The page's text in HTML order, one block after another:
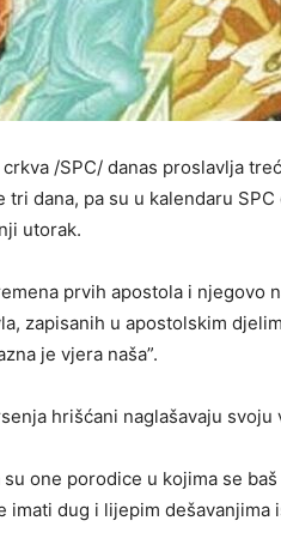
/SPC/ danas proslavlja
tri dana, pa su u kalendaru
utorak.
prvih apostola i njegovo
zapisanih u apostolskim
je vjera naša”.
hrišćani naglašavaju
one porodice u kojima se baš
imati dug i lijepim dešavanjima